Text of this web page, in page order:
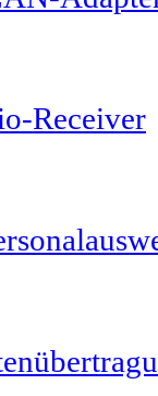
Receiver